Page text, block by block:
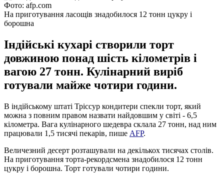
Фото: afp.com
На приготування ласощів знадобилося 12 тонн цукру і
борошна
Індійські кухарі створили торт
довжиною понад шість кілометрів і
вагою 27 тонн. Кулінарний виріб
готували майже чотири години.
В індійському штаті Тріссур кондитери спекли торт, який
можна з повним правом назвати найдовшим у світі - 6,5
кілометра. Вага кулінарного шедевра склала 27 тонн, над ним
працювали 1,5 тисячі пекарів, пише AFP.
Величезний десерт розташували на декількох тисячах столів.
На приготування торта-рекордсмена знадобилося 12 тонн
цукру і борошна. Торт готували чотири години.